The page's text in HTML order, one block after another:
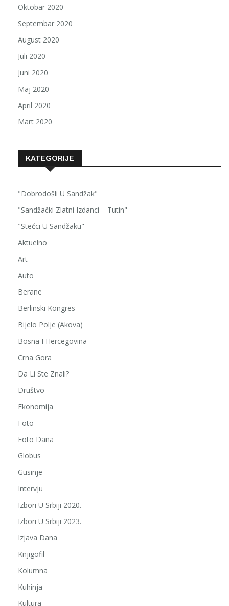
Oktobar 2020
Septembar 2020
August 2020
Juli 2020
Juni 2020
Maj 2020
April 2020
Mart 2020
KATEGORIJE
"Dobrodošli U Sandžak"
"Sandžački Zlatni Izdanci – Tutin"
"Stećci U Sandžaku"
Aktuelno
Art
Auto
Berane
Berlinski Kongres
Bijelo Polje (Akova)
Bosna I Hercegovina
Crna Gora
Da Li Ste Znali?
Društvo
Ekonomija
Foto
Foto Dana
Globus
Gusinje
Intervju
Izbori U Srbiji 2020.
Izbori U Srbiji 2023.
Izjava Dana
Knjigofil
Kolumna
Kuhinja
Kultura